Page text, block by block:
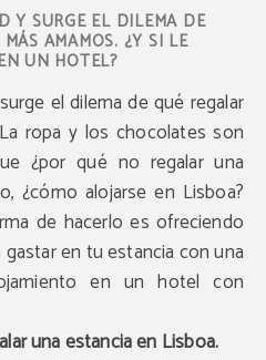
Y SURGE EL DILEMA DE
AMAMOS. ¿Y SI LE
UN HOTEL?
el dilema de qué regalar
ropa y los chocolates son
¿por qué no regalar una
¿cómo alojarse en Lisboa?
de hacerlo es ofreciendo
en tu estancia con una
en un hotel con
una estancia en Lisboa.